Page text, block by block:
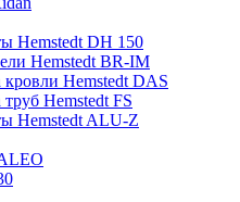
Hemstedt DH 150
Hemstedt BR-IM
кровли Hemstedt DAS
Hemstedt FS
Hemstedt ALU-Z